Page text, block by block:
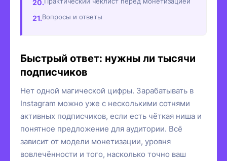
Вопросы и ответы
Быстрый ответ: нужны ли тысячи
подписчиков
Нет одной магической цифры. Зарабатывать в
Instagram можно уже с несколькими сотнями
активных подписчиков, если есть чёткая ниша и
понятное предложение для аудитории. Всё
зависит от модели монетизации, уровня
вовлечённости и того, насколько точно ваш